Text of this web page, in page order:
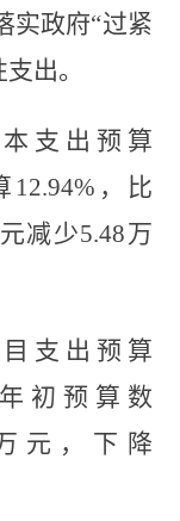
实政府“过紧
支出。
支出预算
12.94%，比
减少5.48万
支出预算
初预算数
元，下降